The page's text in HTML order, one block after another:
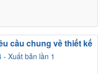
- Xuất bản lần 1
cầu chung về thiết kế